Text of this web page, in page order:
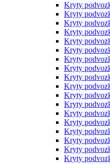
Kryty
Kryty
Kryty
Kryty
Kryty
Kryty
Kryty
Kryty
Kryty
Kryty
Kryty
Kryty
Kryty
Kryty
Kryty
Kryty
Kryty
Kryty